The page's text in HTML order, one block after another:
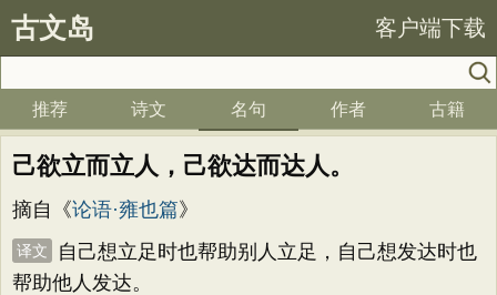
古文岛 客户端下载
推荐 诗文 名句 作者 古籍
己欲立而立人，己欲达而达人。
摘自《论语·雍也篇》
译文
自己想立足时也帮助别人立足，自己想发达时也
帮助他人发达。